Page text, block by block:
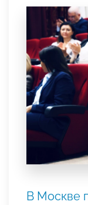
В Москве